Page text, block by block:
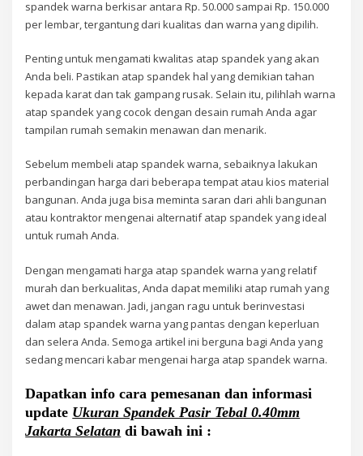
spandek warna berkisar antara Rp. 50.000 sampai Rp. 150.000
per lembar, tergantung dari kualitas dan warna yang dipilih.
Penting untuk mengamati kwalitas atap spandek yang akan
Anda beli. Pastikan atap spandek hal yang demikian tahan
kepada karat dan tak gampang rusak. Selain itu, pilihlah warna
atap spandek yang cocok dengan desain rumah Anda agar
tampilan rumah semakin menawan dan menarik.
Sebelum membeli atap spandek warna, sebaiknya lakukan
perbandingan harga dari beberapa tempat atau kios material
bangunan. Anda juga bisa meminta saran dari ahli bangunan
atau kontraktor mengenai alternatif atap spandek yang ideal
untuk rumah Anda.
Dengan mengamati harga atap spandek warna yang relatif
murah dan berkualitas, Anda dapat memiliki atap rumah yang
awet dan menawan. Jadi, jangan ragu untuk berinvestasi
dalam atap spandek warna yang pantas dengan keperluan
dan selera Anda. Semoga artikel ini berguna bagi Anda yang
sedang mencari kabar mengenai harga atap spandek warna.
Dapatkan info cara pemesanan dan informasi
update Ukuran Spandek Pasir Tebal 0.40mm
Jakarta Selatan di bawah ini :